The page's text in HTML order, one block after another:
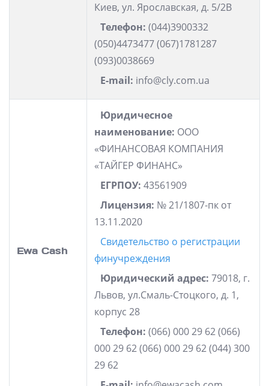
Киев, ул. Ярославская, д. 5/2В
Телефон: (044)3900332
(050)4473477 (067)1781287
(093)0038669
E-mail: info@cly.com.ua
Ewa Cash
Юридичесное
наименование: ООО
«ФИНАНСОВАЯ КОМПАНИЯ
«ТАЙГЕР ФИНАНС»
ЕГРПОУ: 43561909
Лицензия: № 21/1807-пк от
13.11.2020
Свидетельство о регистрации
финучреждения
Юридический адрес: 79018, г.
Львов, ул.Смаль-Стоцкого, д. 1,
корпус 28
Телефон: (066) 000 29 62 (066)
000 29 62 (066) 000 29 62 (044) 300
29 62